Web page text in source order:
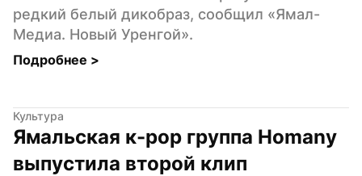
редкий белый дикобраз, сообщил «Ямал-
Медиа. Новый Уренгой».
Подробнее >
Культура
Ямальская к-pop группа Homany
выпустила второй клип